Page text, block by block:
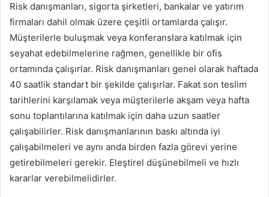
Risk danışmanları, sigorta şirketleri, bankalar ve yatırım
firmaları dahil olmak üzere çeşitli ortamlarda çalışır.
Müşterilerle buluşmak veya konferanslara katılmak için
seyahat edebilmelerine rağmen, genellikle bir ofis
ortamında çalışırlar. Risk danışmanları genel olarak haftada
40 saatlik standart bir şekilde çalışırlar. Fakat son teslim
tarihlerini karşılamak veya müşterilerle akşam veya hafta
sonu toplantılarına katılmak için daha uzun saatler
çalışabilirler. Risk danışmanlarının baskı altında iyi
çalışabilmeleri ve aynı anda birden fazla görevi yerine
getirebilmeleri gerekir. Eleştirel düşünebilmeli ve hızlı
kararlar verebilmelidirler.